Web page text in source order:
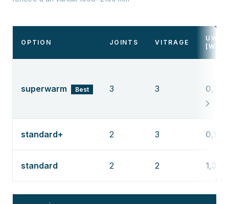
OPTION JOINTS VITRAGE
UW
[W/
superwarm Best 3 3 0,75
standard+ 2 3 0,94
standard 2 2 1,3